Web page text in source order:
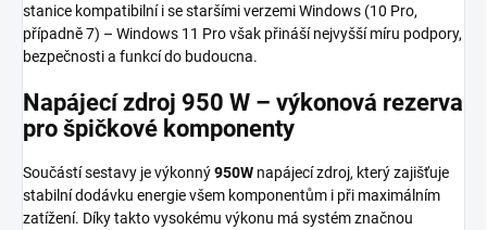
stanice kompatibilní i se staršími verzemi Windows (10 Pro,
případně 7) – Windows 11 Pro však přináší nejvyšší míru podpory,
bezpečnosti a funkcí do budoucna.
Napájecí zdroj 950 W – výkonová rezerva
pro špičkové komponenty
Součástí sestavy je výkonný950W napájecí zdroj, který zajišťuje
stabilní dodávku energie všem komponentům i při maximálním
zatížení. Díky takto vysokému výkonu má systém značnou